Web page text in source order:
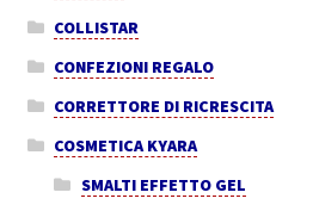
COLLISTAR
CONFEZIONI REGALO
CORRETTORE DI RICRESCITA
COSMETICA KYARA
SMALTI EFFETTO GEL